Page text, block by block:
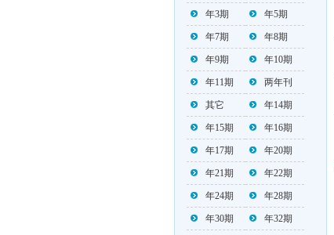
年3期 年5期
年7期 年8期
年9期 年10期
年11期 两年刊
其它 年14期
年15期 年16期
年17期 年20期
年21期 年22期
年24期 年28期
年30期 年32期